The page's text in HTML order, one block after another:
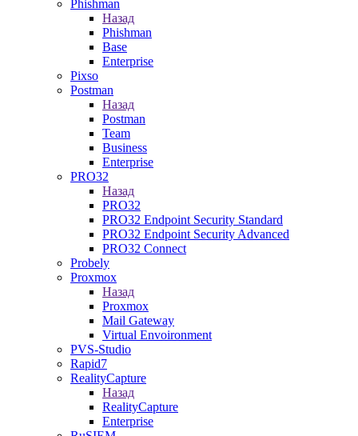
Phishman
Назад
Phishman
Base
Enterprise
Pixso
Postman
Назад
Postman
Team
Business
Enterprise
PRO32
Назад
PRO32
PRO32 Endpoint Security Standard
PRO32 Endpoint Security Advanced
PRO32 Connect
Probely
Proxmox
Назад
Proxmox
Mail Gateway
Virtual Envoironment
PVS-Studio
Rapid7
RealityCapture
Назад
RealityCapture
Enterprise